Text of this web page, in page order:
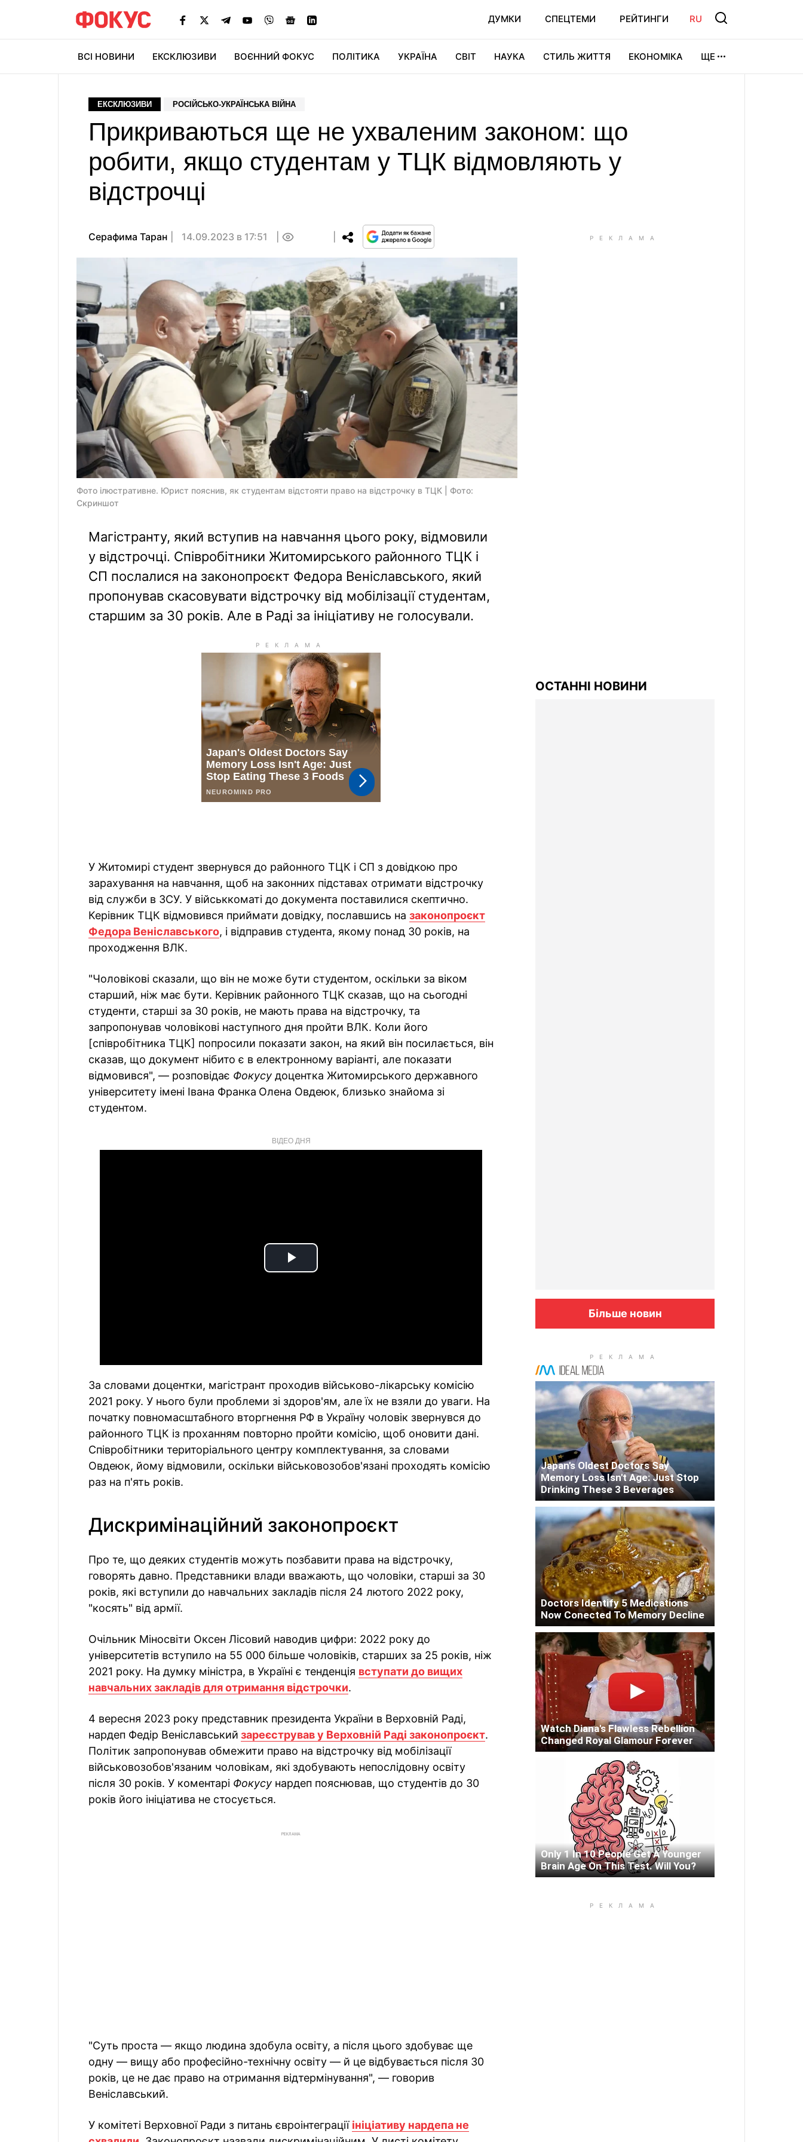
ДУМКИ СПЕЦТЕМИ РЕЙТИНГИ RU
ВСІ НОВИНИ ЕКСКЛЮЗИВИ ВОЄННИЙ ФОКУС ПОЛІТИКА УКРАЇНА СВІТ НАУКА СТИЛЬ ЖИТТЯ ЕКОНОМІКА ЩЕ
ЕКСКЛЮЗИВИ РОСІЙСЬКО-УКРАЇНСЬКА ВІЙНА
Прикриваються ще не ухваленим законом: що
робити, якщо студентам у ТЦК відмовляють у
відстрочці
Серафима Таран 14.09.2023 в 17:51
Фото ілюстративне. Юрист пояснив, як студентам відстояти право на відстрочку в ТЦК | Фото:
Скриншот
Магістранту, який вступив на навчання цього року, відмовили
у відстрочці. Співробітники Житомирського районного ТЦК і
СП послалися на законопроєкт Федора Веніславського, який
пропонував скасовувати відстрочку від мобілізації студентам,
старшим за 30 років. Але в Раді за ініціативу не голосували.
У Житомирі студент звернувся до районного ТЦК і СП з довідкою про
зарахування на навчання, щоб на законних підставах отримати відстрочку
від служби в ЗСУ. У військкоматі до документа поставилися скептично.
Керівник ТЦК відмовився приймати довідку, пославшись на законопроєкт
Федора Веніславського, і відправив студента, якому понад 30 років, на
проходження ВЛК.
"Чоловікові сказали, що він не може бути студентом, оскільки за віком
старший, ніж має бути. Керівник районного ТЦК сказав, що на сьогодні
студенти, старші за 30 років, не мають права на відстрочку, та
запропонував чоловікові наступного дня пройти ВЛК. Коли його
[співробітника ТЦК] попросили показати закон, на який він посилається, він
сказав, що документ нібито є в електронному варіанті, але показати
відмовився", — розповідає Фокусу доцентка Житомирського державного
університету імені Івана Франка Олена Овдеюк, близько знайома зі
студентом.
ВІДЕО ДНЯ
Play
За словами доцентки, магістрант проходив військово-лікарську комісію
2021 року. У нього були проблеми зі здоров'ям, але їх не взяли до уваги. На
початку повномасштабного вторгнення РФ в Україну чоловік звернувся до
районного ТЦК із проханням повторно пройти комісію, щоб оновити дані.
Співробітники територіального центру комплектування, за словами
Овдеюк, йому відмовили, оскільки військовозобов'язані проходять комісію
раз на п'ять років.
Дискримінаційний законопроєкт
Про те, що деяких студентів можуть позбавити права на відстрочку,
говорять давно. Представники влади вважають, що чоловіки, старші за 30
років, які вступили до навчальних закладів після 24 лютого 2022 року,
"косять" від армії.
Очільник Міносвіти Оксен Лісовий наводив цифри: 2022 року до
університетів вступило на 55 000 більше чоловіків, старших за 25 років, ніж
2021 року. На думку міністра, в Україні є тенденція вступати до вищих
навчальних закладів для отримання відстрочки.
4 вересня 2023 року представник президента України в Верховній Раді,
нардеп Федір Веніславський зареєстрував у Верховній Раді законопроєкт.
Політик запропонував обмежити право на відстрочку від мобілізації
військовозобов'язаним чоловікам, які здобувають непослідовну освіту
після 30 років. У коментарі Фокусу нардеп пояснював, що студентів до 30
років його ініціатива не стосується.
РЕКЛАМА
"Суть проста — якщо людина здобула освіту, а після цього здобуває ще
одну — вищу або професійно-технічну освіту — й це відбувається після 30
років, це не дає право на отримання відтермінування", — говорив
Веніславський.
У комітеті Верховної Ради з питань євроінтеграції ініціативу нардепа не
ОСТАННІ НОВИНИ
Більше новин
Japan's Oldest Doctors Say
Memory Loss Isn't Age: Just Stop
Drinking These 3 Beverages
Doctors Identify 5 Medications
Now Conected To Memory Decline
Watch Diana's Flawless Rebellion
Changed Royal Glamour Forever
Only 1 In 10 People Get A Younger
Brain Age On This Test. Will You?